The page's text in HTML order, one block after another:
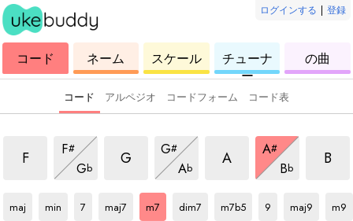
ログインする | 登録
ウ
ク
レ
コード
コ
ー
ド
ネーム
ウ
ク
レ
レ
スケール
ク
レ
レ
チューナ
ー
ク
レ
の曲
コード アルペジオ コードフォーム コード表
F
F#
m7 和音
Gb
m7 和音 G G#
m7 和音
Ab
m7 和音 A
m7 和音
A#
m7 和音
Bb
m7 和音 B
maj
min
7
maj7
m7
dim7
m7b5
9
maj9
m9